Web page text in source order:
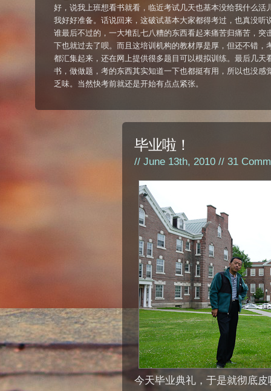
好，说我上班想看书就看，临近考试几天也基本没给我什么活
我好好准备。话说回来，这破试基本大家都得考过，也真没听
谁最后不过的，一大堆乱七八糟的东西看起来痛苦归痛苦，突
下也就过去了呗。而且这培训机构的教材厚是厚，但还不错，
都汇集起来，还在网上提供很多题目可以模拟训练。最后几天
书，做做题，考的东西其实知道一下也都挺有用，所以也没感
乏味。当然快考前就还是开始有点点紧张。
毕业啦！
// June 13th, 2010 // 31
今天毕业典礼，于是就彻底皮